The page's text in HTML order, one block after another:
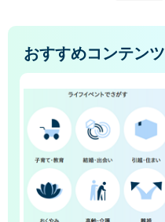
おすすめコンテンツ